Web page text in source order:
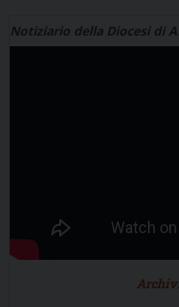
Notiziario della Diocesi di